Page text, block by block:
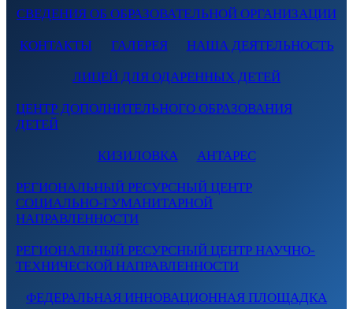
СВЕДЕНИЯ ОБ ОБРАЗОВАТЕЛЬНОЙ ОРГАНИЗАЦИИ
КОНТАКТЫ ГАЛЕРЕЯ НАША ДЕЯТЕЛЬНОСТЬ
ЛИЦЕЙ ДЛЯ ОДАРЕННЫХ ДЕТЕЙ
ЦЕНТР ДОПОЛНИТЕЛЬНОГО ОБРАЗОВАНИЯ
ДЕТЕЙ
КИЗИЛОВКА АНТАРЕС
РЕГИОНАЛЬНЫЙ РЕСУРСНЫЙ ЦЕНТР
СОЦИАЛЬНО-ГУМАНИТАРНОЙ
НАПРАВЛЕННОСТИ
РЕГИОНАЛЬНЫЙ РЕСУРСНЫЙ ЦЕНТР НАУЧНО-
ТЕХНИЧЕСКОЙ НАПРАВЛЕННОСТИ
ФЕДЕРАЛЬНАЯ ИННОВАЦИОННАЯ ПЛОЩАДКА